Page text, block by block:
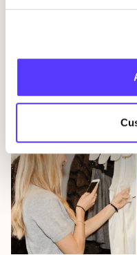
Evenementen Nieuws / Pers